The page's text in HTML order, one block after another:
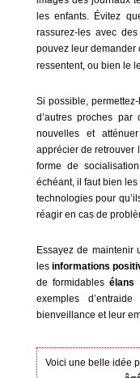
les enfants. Évitez
rassurez-les avec
pouvez leur demander
ressentent, ou bien le
Si possible,
d’autres proches
nouvelles et
apprécier de retrouver
forme de
échéant, il faut bien
technologies pour
réagir en cas de
Essayez de maintenir
lesinformations
de formidablesélans
exemples
bienveillance et leur
Voici une belle idée